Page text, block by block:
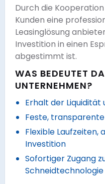
Durch die
Kunden eine
Leasinglösung
Investition in einen
abgestimmt ist.
WAS BEDEUTET
UNTERNEHMEN?
Erhalt der
Feste,
Flexible
Investition
Sofortiger Zugang
Schneidtechnologie